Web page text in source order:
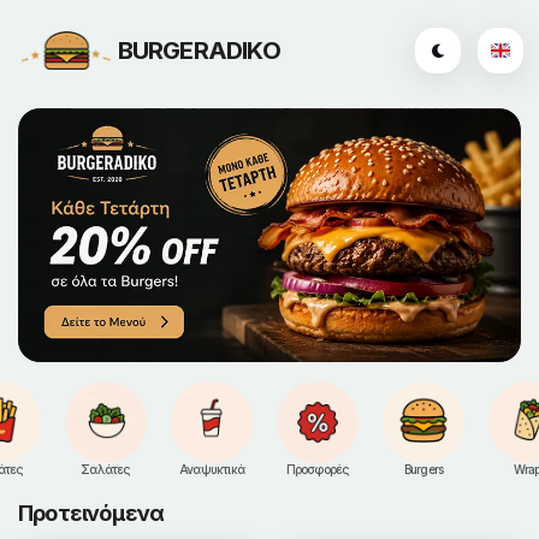
BURGERADIKO
Σαλάτες Αναψυκτικά Προσφορές Burgers
Προτεινόμενα